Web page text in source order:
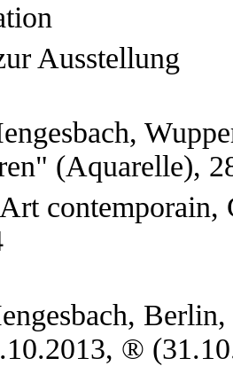
Ausstellung
(Aquarelle),
contemporain,
®